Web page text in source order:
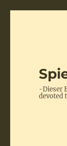
-Dieser
devoted